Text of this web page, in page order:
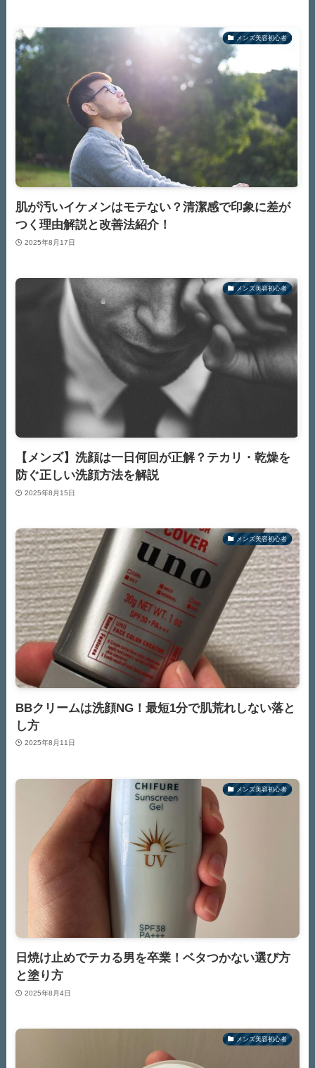
メンズ美容初心者
肌が汚いイケメンはモテない？清潔感で印象に差が
つく理由解説と改善法紹介！
2025年8月17日
メンズ美容初心者
【メンズ】洗顔は一日何回が正解？テカリ・乾燥を
防ぐ正しい洗顔方法を解説
2025年8月15日
メンズ美容初心者
BBクリームは洗顔NG！最短1分で肌荒れしない落と
し方
2025年8月11日
メンズ美容初心者
日焼け止めでテカる男を卒業！ベタつかない選び方
と塗り方
2025年8月4日
メンズ美容初心者